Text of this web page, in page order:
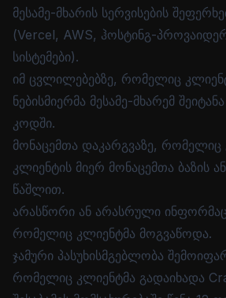
მესამე-მხარის სერვისების
(Vercel, AWS, ჰოსტინგ-
სისტემები).
იმ ცვლილებებზე, რომელიც
ნებისმიერმა მესამე-მხარემ
კოდში.
მონაცემთა დაკარგვაზე, რომელიც
კლიენტის მიერ მონაცემთა ბაზის
წაშლით.
არასწორი ან არასრული
რომელიც კლიენტმა მოგვაწოდა.
ჯამური პასუხისმგებლობა
რომელიც კლიენტმა გადაიხადა